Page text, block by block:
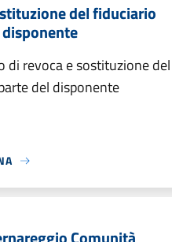
del fiduciario
di revoca e sostituzione del
del disponente